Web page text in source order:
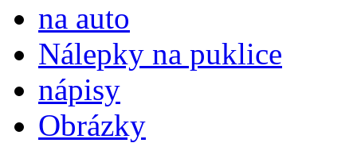
na auto
Nálepky na puklice
nápisy
Obrázky